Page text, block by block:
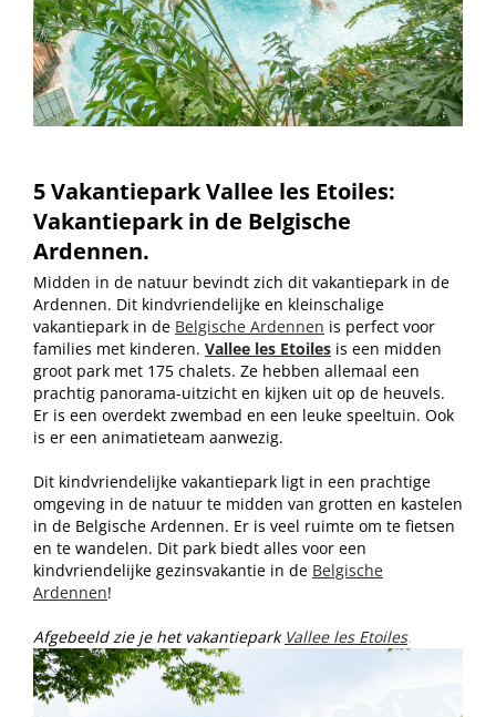
5 Vakantiepark Vallee les Etoiles:
Vakantiepark in de Belgische
Ardennen.
Midden in de natuur bevindt zich dit vakantiepark in de
Ardennen. Dit kindvriendelijke en kleinschalige
vakantiepark in de Belgische Ardennen is perfect voor
families met kinderen. Vallee les Etoiles is een midden
groot park met 175 chalets. Ze hebben allemaal een
prachtig panorama-uitzicht en kijken uit op de heuvels.
Er is een overdekt zwembad en een leuke speeltuin. Ook
is er een animatieteam aanwezig.
Dit kindvriendelijke vakantiepark ligt in een prachtige
omgeving in de natuur te midden van grotten en kastelen
in de Belgische Ardennen. Er is veel ruimte om te fietsen
en te wandelen. Dit park biedt alles voor een
kindvriendelijke gezinsvakantie in de Belgische
Ardennen!
Afgebeeld zie je het vakantiepark Vallee les Etoiles.